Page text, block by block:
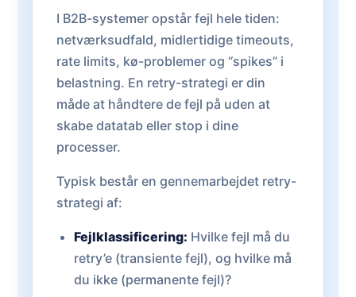
I B2B-systemer opstår fejl hele tiden:
netværksudfald, midlertidige timeouts,
rate limits, kø-problemer og “spikes” i
belastning. En retry-strategi er din
måde at håndtere de fejl på uden at
skabe datatab eller stop i dine
processer.
Typisk består en gennemarbejdet retry-
strategi af:
Fejlklassificering: Hvilke fejl må du
retry’e (transiente fejl), og hvilke må
du ikke (permanente fejl)?